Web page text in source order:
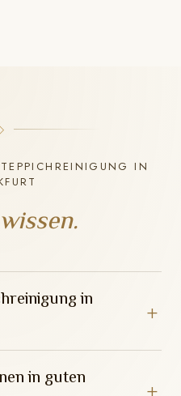
IN
wissen.
in
in guten